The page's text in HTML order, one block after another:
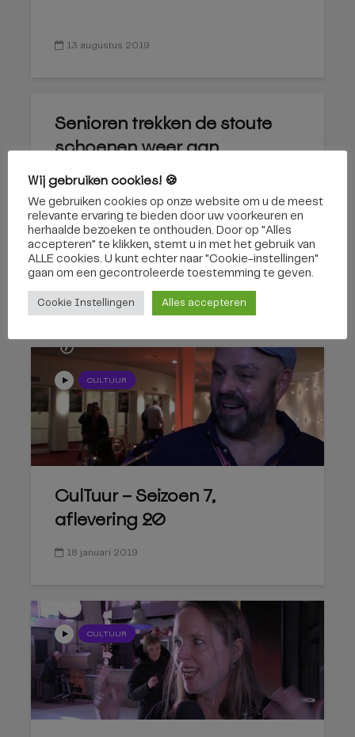
13 augustus 2019
Senioren trekken de stoute
schoenen weer aan
18 januari 2019
CULTUUR
CulTuur – Seizoen 7,
aflevering 20
18 januari 2019
CULTUUR
Wij gebruiken cookies! 🍪
We gebruiken cookies op onze website om u de meest
relevante ervaring te bieden door uw voorkeuren en
herhaalde bezoeken te onthouden. Door op "Alles
accepteren" te klikken, stemt u in met het gebruik van
ALLE cookies. U kunt echter naar "Cookie-instellingen"
gaan om een ​​gecontroleerde toestemming te geven.
Cookie Instellingen Alles accepteren